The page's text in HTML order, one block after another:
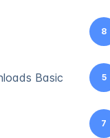
8
Basic 5
7